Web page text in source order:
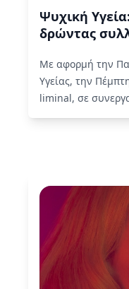
Ψυχική
δρώντας
Με αφορμή την
Υγείας, την
liminal, σε
Ίδρυμα Σταύρος